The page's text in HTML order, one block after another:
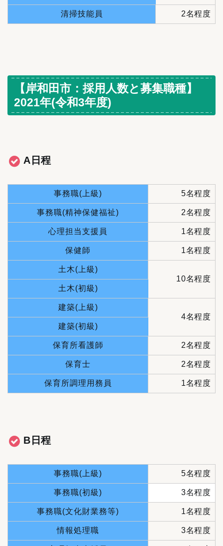
清掃技能員 2名程度
【岸和田市：採用人数と募集職種】
2021年(令和3年度)
A日程
事務職(上級) 5名程度
事務職(精神保健福祉) 2名程度
心理担当支援員 1名程度
保健師 1名程度
土木(上級)
10名程度
土木(初級)
建築(上級)
4名程度
建築(初級)
保育所看護師 2名程度
保育士 2名程度
保育所調理用務員 1名程度
B日程
事務職(上級) 5名程度
事務職(初級) 3名程度
事務職(文化財業務等) 1名程度
情報処理職 3名程度